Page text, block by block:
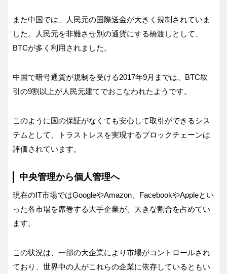
また中国では、人民元の国際送金が大きく規制されていま
した。人民元を非難させ別の通貨にする橋渡しとして、
BTCが多く利用されました。
中国で暗号通貨が規制を受ける2017年9月までは、BTC取
引の9割以上が人民元建てでおこなわれたようです。
このように国の保証がなくても安心して取引ができるシス
テムとして、トラストレスを実現するブロックチェーンは
評価されています。
中央管理から個人管理へ
現在のIT市場ではGoogleやAmazon、FacebookやAppleとい
った各市場を席巻する大手企業が、大きな割合を占めてい
ます。
この状況は、一部の大企業により市場がコントロールされ
ており、世界中の人がこれらの企業に依存しているともい